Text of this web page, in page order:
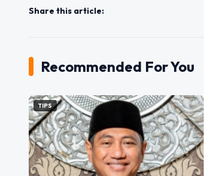
Share this article:
Recommended For You
TIPS